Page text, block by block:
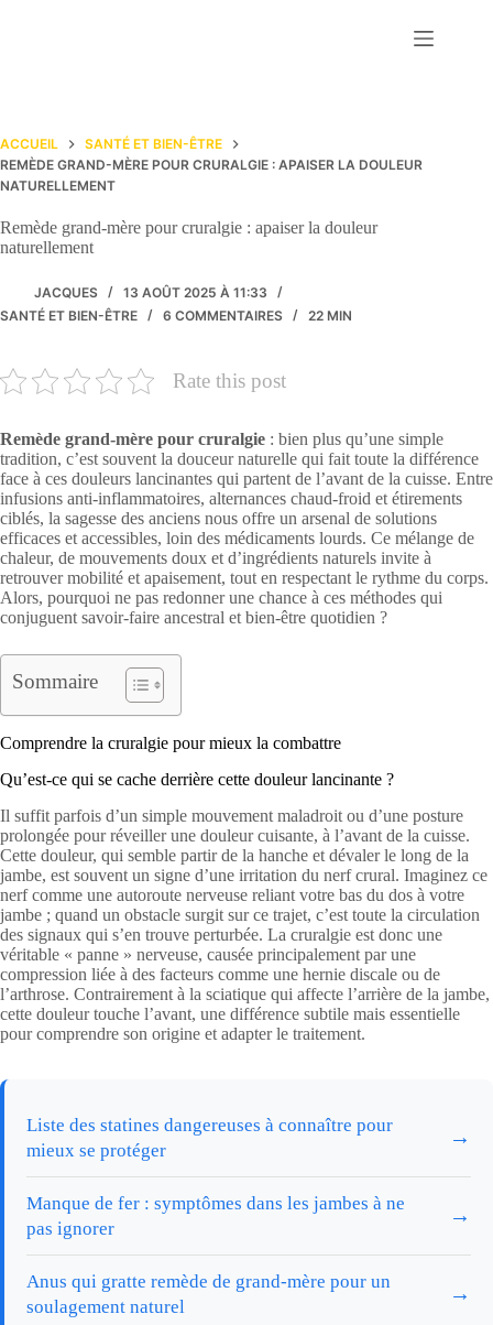
ACCUEIL
SANTÉ ET BIEN-ÊTRE
REMÈDE GRAND-MÈRE POUR CRURALGIE : APAISER LA DOULEUR
NATURELLEMENT
Remède grand-mère pour cruralgie : apaiser la douleur
naturellement
JACQUES
13 AOÛT 2025 À 11:33
SANTÉ ET BIEN-ÊTRE
6 COMMENTAIRES 22 MIN
Rate this post
Remède grand-mère pour cruralgie : bien plus qu’une simple
tradition, c’est souvent la douceur naturelle qui fait toute la différence
face à ces douleurs lancinantes qui partent de l’avant de la cuisse. Entre
infusions anti-inflammatoires, alternances chaud-froid et étirements
ciblés, la sagesse des anciens nous offre un arsenal de solutions
efficaces et accessibles, loin des médicaments lourds. Ce mélange de
chaleur, de mouvements doux et d’ingrédients naturels invite à
retrouver mobilité et apaisement, tout en respectant le rythme du corps.
Alors, pourquoi ne pas redonner une chance à ces méthodes qui
conjuguent savoir-faire ancestral et bien-être quotidien ?
Sommaire
Comprendre la cruralgie pour mieux la combattre
Qu’est-ce qui se cache derrière cette douleur lancinante ?
Il suffit parfois d’un simple mouvement maladroit ou d’une posture
prolongée pour réveiller une douleur cuisante, à l’avant de la cuisse.
Cette douleur, qui semble partir de la hanche et dévaler le long de la
jambe, est souvent un signe d’une irritation du nerf crural. Imaginez ce
nerf comme une autoroute nerveuse reliant votre bas du dos à votre
jambe ; quand un obstacle surgit sur ce trajet, c’est toute la circulation
des signaux qui s’en trouve perturbée. La cruralgie est donc une
véritable « panne » nerveuse, causée principalement par une
compression liée à des facteurs comme une hernie discale ou de
l’arthrose. Contrairement à la sciatique qui affecte l’arrière de la jambe,
cette douleur touche l’avant, une différence subtile mais essentielle
pour comprendre son origine et adapter le traitement.
Liste des statines dangereuses à connaître pour
mieux se protéger
→
Manque de fer : symptômes dans les jambes à ne
pas ignorer
→
Anus qui gratte remède de grand-mère pour un
soulagement naturel
→